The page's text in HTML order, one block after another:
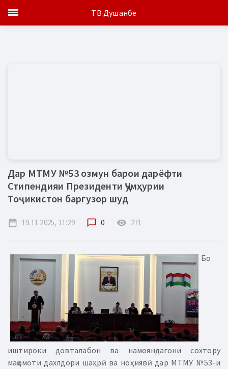
Дар МТМУ №53 озмун барои дарёфти
Стипендияи Президенти Ҷумҳурии
Тоҷикистон баргузор шуд
date_range 19.11.2025, 11:29 chat_bubble_outline 0 remove_red_eye 271
Бо
иштироки довталабон ва намояндагони сохтору
мақомоти дахлдори шаҳрӣ ва ноҳиявӣ дар МТМУ №53-и
ТВ Душанбе